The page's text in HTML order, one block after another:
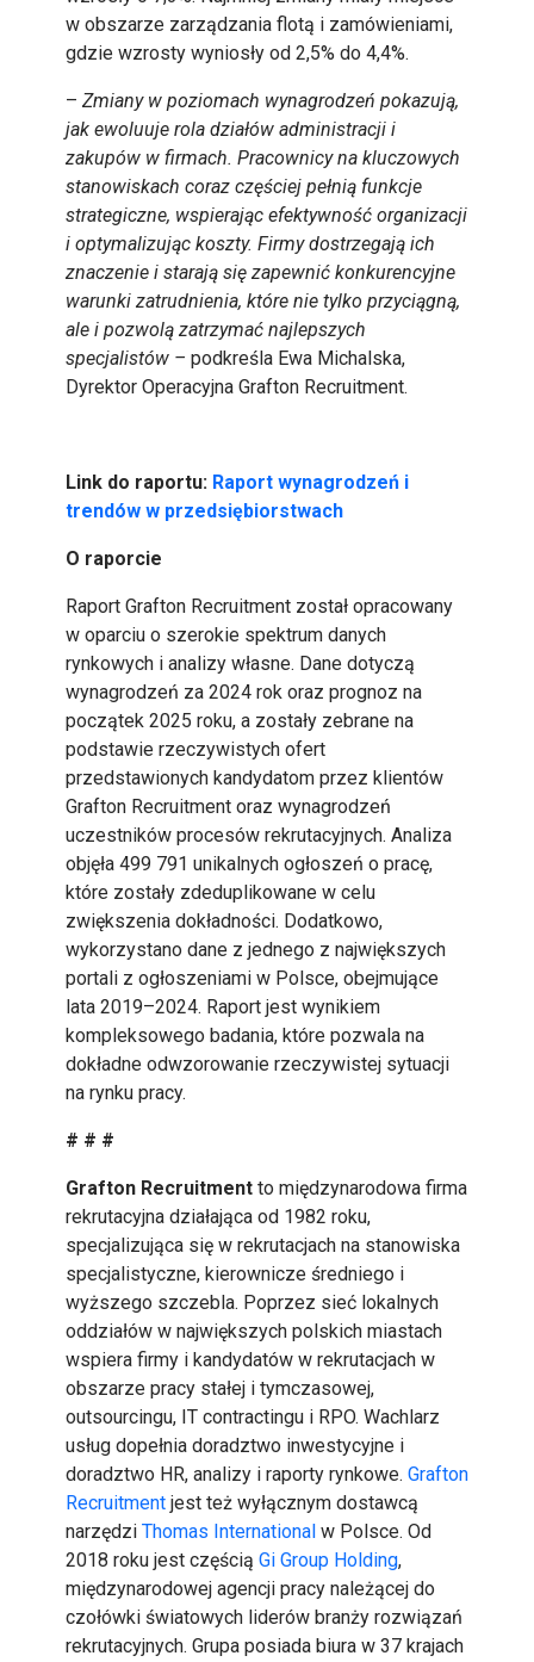
w obszarze zarządzania flotą i zamówieniami,
gdzie wzrosty wyniosły od 2,5% do 4,4%.
– Zmiany w poziomach wynagrodzeń pokazują,
jak ewoluuje rola działów administracji i
zakupów w firmach. Pracownicy na kluczowych
stanowiskach coraz częściej pełnią funkcje
strategiczne, wspierając efektywność organizacji
i optymalizując koszty. Firmy dostrzegają ich
znaczenie i starają się zapewnić konkurencyjne
warunki zatrudnienia, które nie tylko przyciągną,
ale i pozwolą zatrzymać najlepszych
specjalistów – podkreśla Ewa Michalska,
Dyrektor Operacyjna Grafton Recruitment.
Link do raportu: Raport wynagrodzeń i
trendów w przedsiębiorstwach
O raporcie
Raport Grafton Recruitment został opracowany
w oparciu o szerokie spektrum danych
rynkowych i analizy własne. Dane dotyczą
wynagrodzeń za 2024 rok oraz prognoz na
początek 2025 roku, a zostały zebrane na
podstawie rzeczywistych ofert
przedstawionych kandydatom przez klientów
Grafton Recruitment oraz wynagrodzeń
uczestników procesów rekrutacyjnych. Analiza
objęła 499 791 unikalnych ogłoszeń o pracę,
które zostały zdeduplikowane w celu
zwiększenia dokładności. Dodatkowo,
wykorzystano dane z jednego z największych
portali z ogłoszeniami w Polsce, obejmujące
lata 2019–2024. Raport jest wynikiem
kompleksowego badania, które pozwala na
dokładne odwzorowanie rzeczywistej sytuacji
na rynku pracy​.
# # #
Grafton Recruitmentto międzynarodowa firma
rekrutacyjna działająca od 1982 roku,
specjalizująca się w rekrutacjach na stanowiska
specjalistyczne, kierownicze średniego i
wyższego szczebla. Poprzez sieć lokalnych
oddziałów w największych polskich miastach
wspiera firmy i kandydatów w rekrutacjach w
obszarze pracy stałej i tymczasowej,
outsourcingu, IT contractingu i RPO. Wachlarz
usług dopełnia doradztwo inwestycyjne i
doradztwo HR, analizy i raporty rynkowe. Grafton
Recruitmentjest też wyłącznym dostawcą
narzędzi Thomas International w Polsce. Od
2018 roku jest częścią Gi Group Holding,
międzynarodowej agencji pracy należącej do
czołówki światowych liderów branży rozwiązań
rekrutacyjnych. Grupa posiada biura w 37 krajach